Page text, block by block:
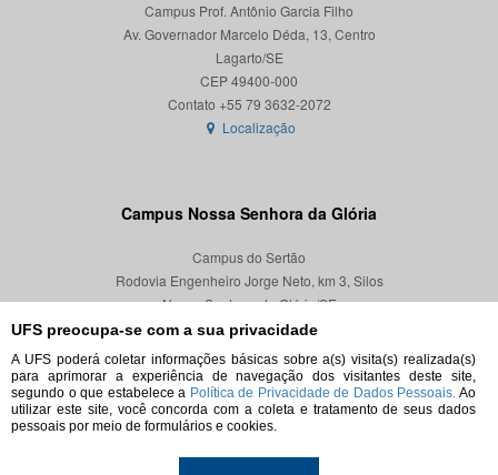
UFS preocupa-se com a sua privacidade
A UFS poderá coletar informações básicas sobre a(s) visita(s) realizada(s)
para aprimorar a experiência de navegação dos visitantes deste site,
segundo o que estabelece a Política de Privacidade de Dados Pessoais. Ao
utilizar este site, você concorda com a coleta e tratamento de seus dados
pessoais por meio de formulários e cookies.
Campus Prof. Antônio Garcia Filho
Av. Governador Marcelo Déda, 13, Centro
Lagarto/SE
CEP 49400-000
Localização
Campus Nossa Senhora da Glória
Campus do Sertão
Rodovia Engenheiro Jorge Neto, km 3, Silos
Nossa Senhora da Glória/SE
CEP 49680-000
Localização